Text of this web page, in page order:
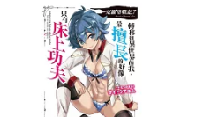
列寧斯大林
(14)
Profil(88)